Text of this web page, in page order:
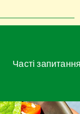
Часті запитання